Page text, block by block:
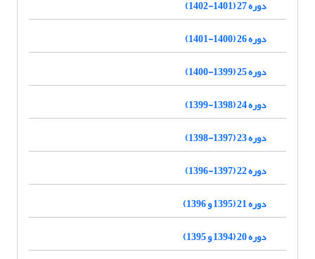
دوره 27 (1401-1402)
دوره 26 (1400-1401)
دوره 25 (1399-1400)
دوره 24 (1398-1399)
دوره 23 (1397-1398)
دوره 22 (1397-1396)
دوره 21 (1395 و 1396)
دوره 20 (1394 و 1395)